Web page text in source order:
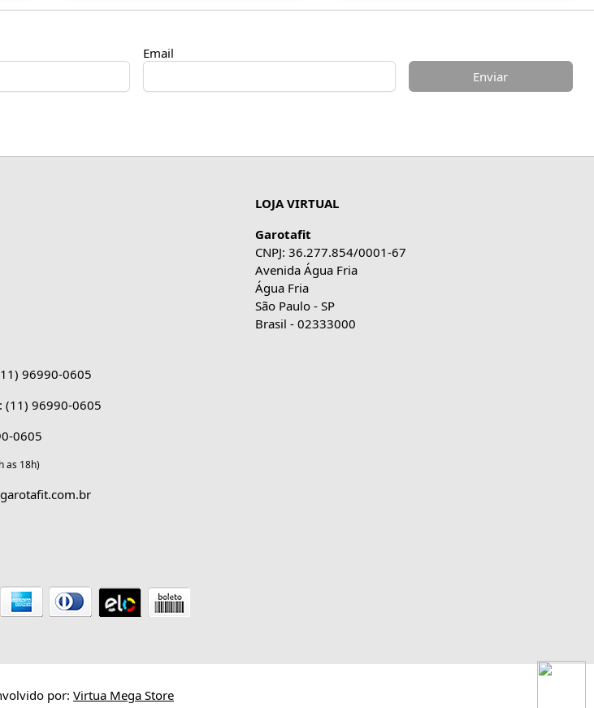
Email
Enviar
96990-0605
(11) 96990-0605
0605
as 18h)
LOJA VIRTUAL
Garotafit
CNPJ: 36.277.854/0001-67
Avenida Água Fria
Água Fria
São Paulo - SP
Brasil - 02333000
por: Virtua Mega Store